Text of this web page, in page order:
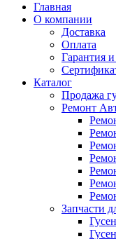
Главная
О компании
Доставка
Оплата
Гарантия
Каталог
Продажа
Ремонт
Запчасти